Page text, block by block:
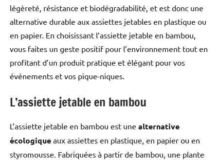
légèreté, résistance et biodégradabilité, et est donc une
alternative durable aux assiettes jetables en plastique ou
en papier. En choisissant l’assiette jetable en bambou,
vous faites un geste positif pour l’environnement tout en
profitant d’un produit pratique et élégant pour vos
événements et vos pique-niques.
L’assiette jetable en bambou
L’assiette jetable en bambou est une alternative
écologique aux assiettes en plastique, en papier ou en
styromousse. Fabriquées à partir de bambou, une plante